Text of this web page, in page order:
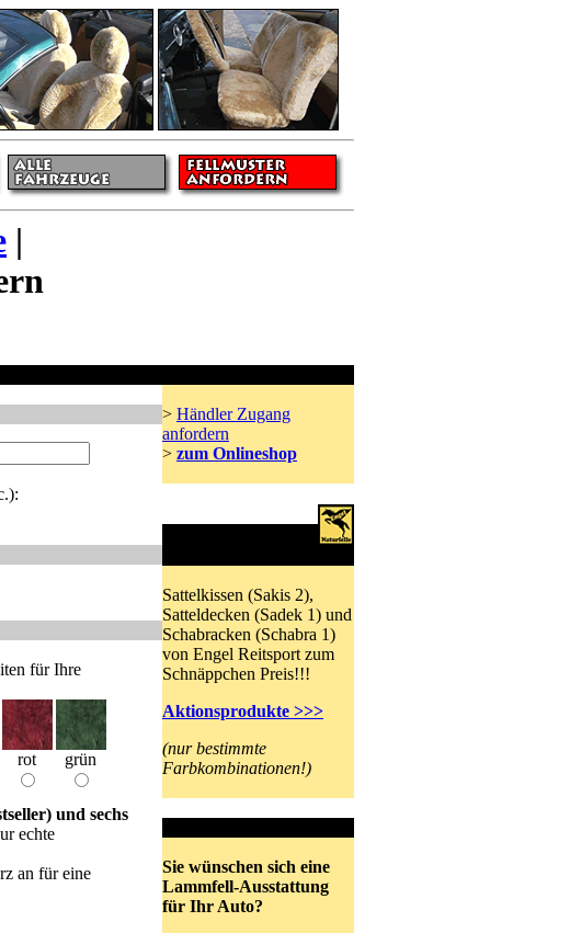
|
für Ihre
rot grün
und sechs
echte
an für eine
> Händler Zugang
anfordern
> zum Onlineshop
Sattelkissen (Sakis 2),
Satteldecken (Sadek 1) und
Schabracken (Schabra 1)
von Engel Reitsport zum
Schnäppchen Preis!!!
Aktionsprodukte >>>
(nur bestimmte
Farbkombinationen!)
Sie wünschen sich eine
Lammfell-Ausstattung
für Ihr Auto?